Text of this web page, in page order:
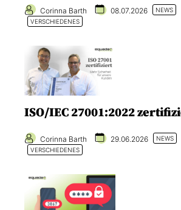
Corinna Barth 08.07.2026 NEWS
VERSCHIEDENES
ISO/IEC 27001:2022
Corinna Barth 29.06.2026 NEWS
VERSCHIEDENES